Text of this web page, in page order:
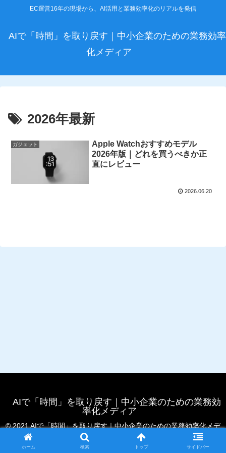
EC運営16年の現場から、AI活用と業務効率化のリアルを発信
AIで「時間」を取り戻す｜中小企業のための業務効率
化メディア
2026年最新
ガジェット
Apple Watchおすすめモデル
2026年版｜どれを買うべきか正
直にレビュー
2026.06.20
AIで「時間」を取り戻す｜中小企業のための業務効
率化メディア
© 2021 AIで「時間」を取り戻す｜中小企業のための業務効率化メデ
ホーム 検索 トップ サイドバー